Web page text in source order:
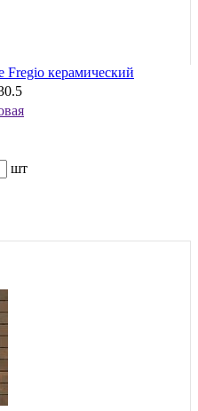
Fregio керамический
шт